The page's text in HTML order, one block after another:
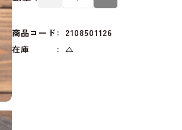
商品コード
2108501126
在庫
△